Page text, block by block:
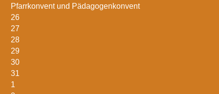
Pfarrkonvent und Pädagogenkonvent
26
27
28
29
30
31
1